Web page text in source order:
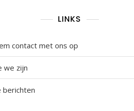
LINKS
contact met ons op
we zijn
berichten